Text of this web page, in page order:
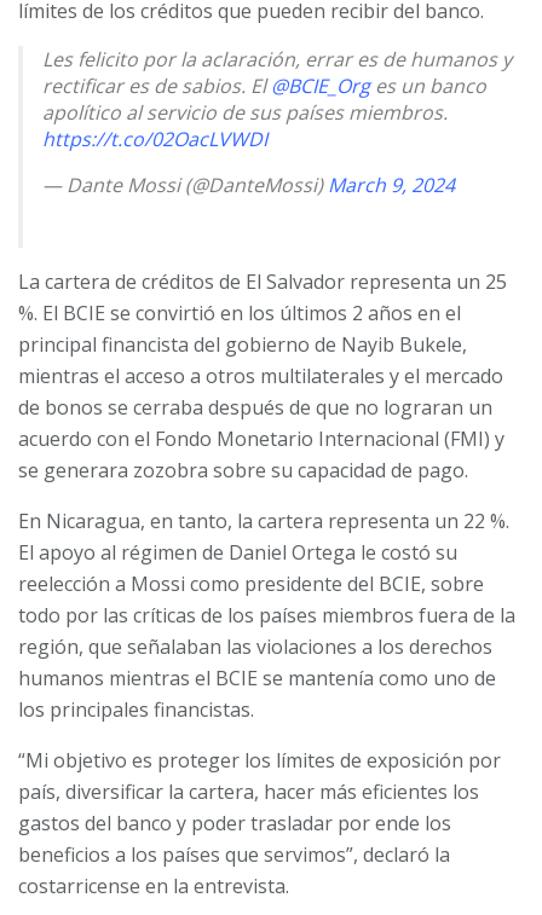
límites de los créditos que pueden recibir del banco.
Les felicito por la aclaración, errar es de humanos y
rectificar es de sabios. El@BCIE_Orges un banco
apolítico al servicio de sus países miembros.
https://t.co/02OacLVWDI
— Dante Mossi (@DanteMossi)March 9, 2024
La cartera de créditos de El Salvador representa un 25
%. El BCIE se convirtió en los últimos 2 años en el
principal financista del gobierno de Nayib Bukele,
mientras el acceso a otros multilaterales y el mercado
de bonos se cerraba después de que no lograran un
acuerdo con el Fondo Monetario Internacional (FMI) y
se generara zozobra sobre su capacidad de pago.
En Nicaragua, en tanto, la cartera representa un 22 %.
El apoyo al régimen de Daniel Ortega le costó su
reelección a Mossi como presidente del BCIE, sobre
todo por las críticas de los países miembros fuera de la
región, que señalaban las violaciones a los derechos
humanos mientras el BCIE se mantenía como uno de
los principales financistas.
“Mi objetivo es proteger los límites de exposición por
país, diversificar la cartera, hacer más eficientes los
gastos del banco y poder trasladar por ende los
beneficios a los países que servimos”, declaró la
costarricense en la entrevista.